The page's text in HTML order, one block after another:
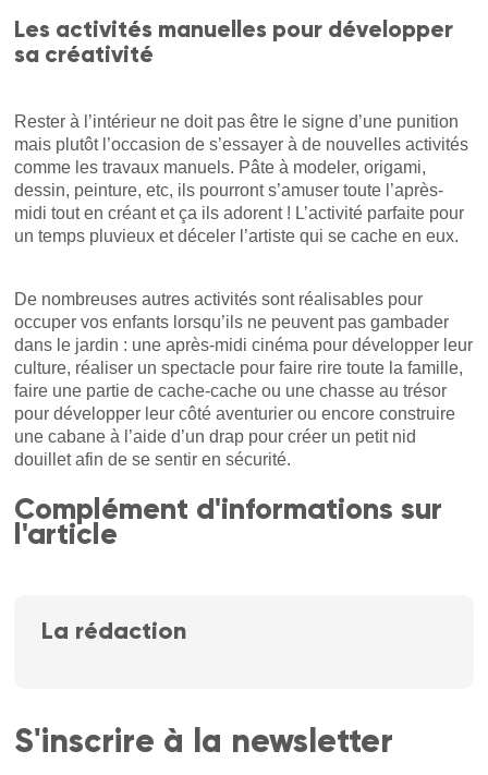
Les activités manuelles pour développer
sa créativité
Rester à l’intérieur ne doit pas être le signe d’une punition
mais plutôt l’occasion de s’essayer à de nouvelles activités
comme les travaux manuels. Pâte à modeler, origami,
dessin, peinture, etc, ils pourront s’amuser toute l’après-
midi tout en créant et ça ils adorent ! L’activité parfaite pour
un temps pluvieux et déceler l’artiste qui se cache en eux.
De nombreuses autres activités sont réalisables pour
occuper vos enfants lorsqu’ils ne peuvent pas gambader
dans le jardin : une après-midi cinéma pour développer leur
culture, réaliser un spectacle pour faire rire toute la famille,
faire une partie de cache-cache ou une chasse au trésor
pour développer leur côté aventurier ou encore construire
une cabane à l’aide d’un drap pour créer un petit nid
douillet afin de se sentir en sécurité.
Complément d'informations sur
l'article
La rédaction
S'inscrire à la newsletter